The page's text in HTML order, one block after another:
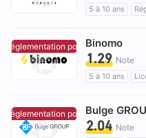
5 à 10 ans
Affaires
Réglementation
réglementation pour l'instant.
Binomo
1.29 Note
5 à 10 ans
réglementation pour l'instant.
Bulge
2.04 Note